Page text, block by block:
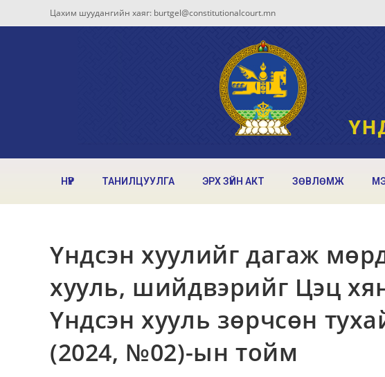
Цахим шуудангийн хаяг: burtgel@constitutionalcourt.mn
НҮҮР ТАНИЛЦУУЛГА ЭРХ ЗҮЙН АКТ ЗӨВЛӨМЖ
Үндсэн хуулийг дагаж
хууль, шийдвэрийг Цэц
Үндсэн хууль зөрчсөн
(2024, №02)-ын тойм